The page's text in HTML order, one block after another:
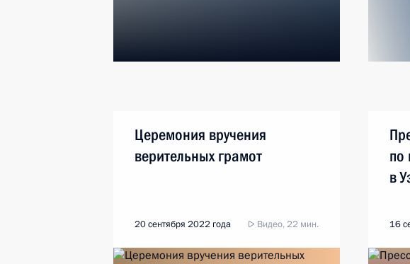
Церемония вручения
верительных грамот
20 сентября 2022 года Видео, 22 мин.
по
в
16